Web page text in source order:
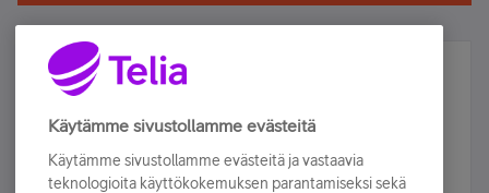
Älä jää paitsi – osallistu ja voita!
Tilaa Telian uutiskirje ja olet mukana arvonnassa.
sähköpostiisi.
Käytämme sivustollamme evästeitä
Käytämme sivustollamme evästeitä ja vastaavia
teknologioita käyttökokemuksen parantamiseksi sekä